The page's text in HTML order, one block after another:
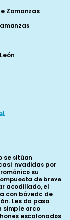
Zamanzas
se sitúan
invadidas por
su
de breve
acodillado, el
con bóveda de
Les da paso
simple arco
escalonados